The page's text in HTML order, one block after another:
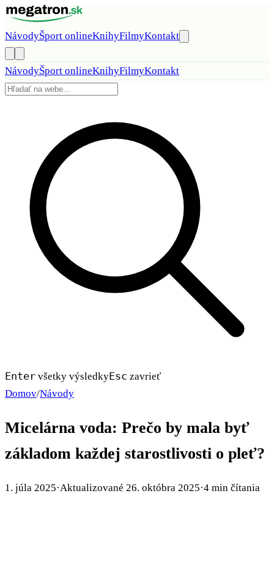
Preskočiť na obsah
NávodyŠport onlineKnihyFilmyKontakt
NávodyŠport onlineKnihyFilmyKontakt
Enter všetky výsledkyEsc zavrieť
Domov/Návody
Micelárna voda: Prečo by mala byť
základom každej starostlivosti o pleť?
1. júla 2025·Aktualizované 26. októbra 2025·4 min čítania